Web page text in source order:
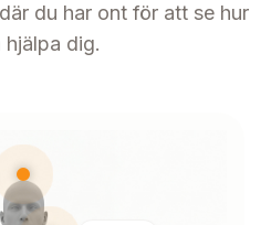
du har ont för att se hur
hjälpa dig.